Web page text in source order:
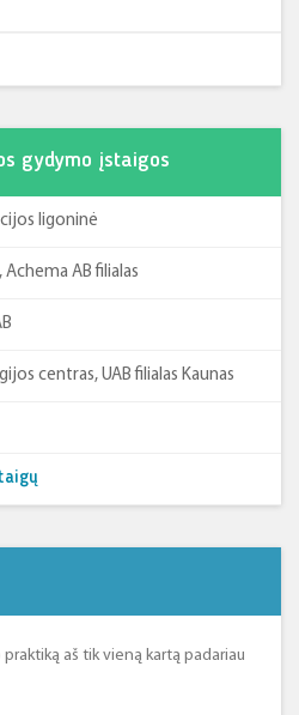
gydymo įstaigos
ligoninė
AB filialas
centras, UAB filialas Kaunas
aš tik vieną kartą padariau